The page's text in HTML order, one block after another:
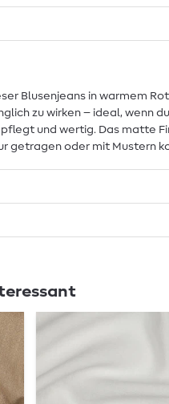
Blusenjeans in warmem
zu wirken – ideal, wenn
und wertig. Das matte
getragen oder mit Mustern